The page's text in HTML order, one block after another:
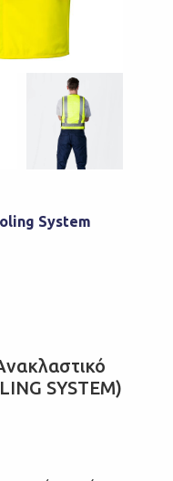
System
SYSTEM)